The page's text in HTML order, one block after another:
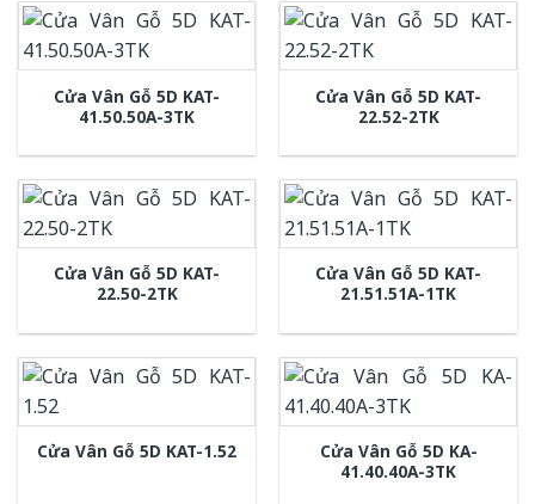
Cửa Vân Gỗ 5D KAT-
41.50.50A-3TK
Cửa Vân Gỗ 5D KAT-
22.52-2TK
Cửa Vân Gỗ 5D KAT-
22.50-2TK
Cửa Vân Gỗ 5D KAT-
21.51.51A-1TK
Cửa Vân Gỗ 5D KAT-1.52
Cửa Vân Gỗ 5D KA-
41.40.40A-3TK